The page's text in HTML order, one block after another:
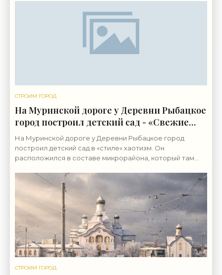
СТРОИМ ГОРОД
На Муринской дороге у Деревни Рыбацкое
город построил детский сад - «Свежие
новости строительства»
На Муринской дороге у Деревни Рыбацкое город
построил детский сад в «стиле» хаотизм. Он
расположился в составе микрорайона, который там
«Ручьи»
СТРОИМ ГОРОД